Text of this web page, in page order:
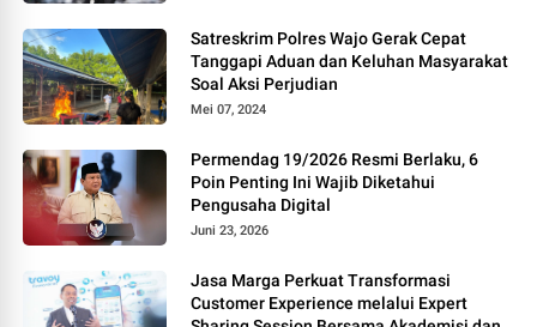
Satreskrim Polres Wajo Gerak Cepat
Tanggapi Aduan dan Keluhan Masyarakat
Soal Aksi Perjudian
Mei 07, 2024
Permendag 19/2026 Resmi Berlaku, 6
Poin Penting Ini Wajib Diketahui
Pengusaha Digital
Juni 23, 2026
Jasa Marga Perkuat Transformasi
Customer Experience melalui Expert